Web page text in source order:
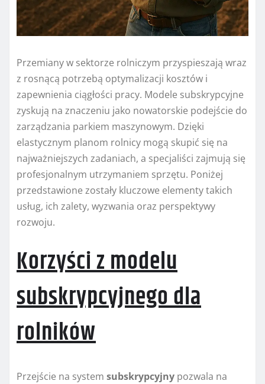
Przemiany w sektorze rolniczym przyspieszają wraz
z rosnącą potrzebą optymalizacji kosztów i
zapewnienia ciągłości pracy. Modele subskrypcyjne
zyskują na znaczeniu jako nowatorskie podejście do
zarządzania parkiem maszynowym. Dzięki
elastycznym planom rolnicy mogą skupić się na
najważniejszych zadaniach, a specjaliści zajmują się
profesjonalnym utrzymaniem sprzętu. Poniżej
przedstawione zostały kluczowe elementy takich
usług, ich zalety, wyzwania oraz perspektywy
rozwoju.
Korzyści z modelu
subskrypcyjnego dla
rolników
Przejście na system subskrypcyjny pozwala na